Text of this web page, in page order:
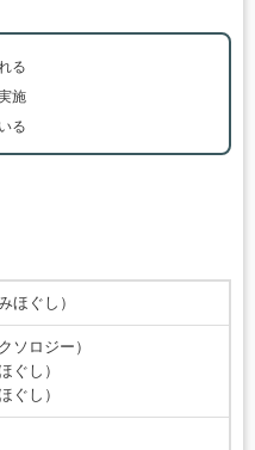
る
施
る
ほぐし）
ソロジー）
ぐし）
ぐし）